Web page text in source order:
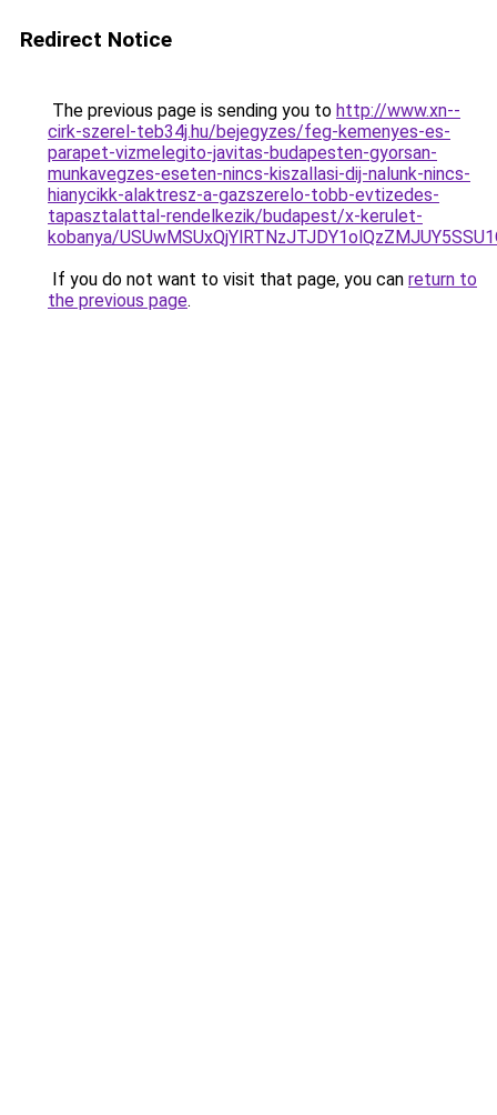
Redirect Notice
The previous page is sending you to http://www.xn--
cirk-szerel-teb34j.hu/bejegyzes/feg-kemenyes-es-
parapet-vizmelegito-javitas-budapesten-gyorsan-
munkavegzes-eseten-nincs-kiszallasi-dij-nalunk-nincs-
hianycikk-alaktresz-a-gazszerelo-tobb-evtizedes-
tapasztalattal-rendelkezik/budapest/x-kerulet-
kobanya/
If you do not want to visit that page, you can return to
the previous page.